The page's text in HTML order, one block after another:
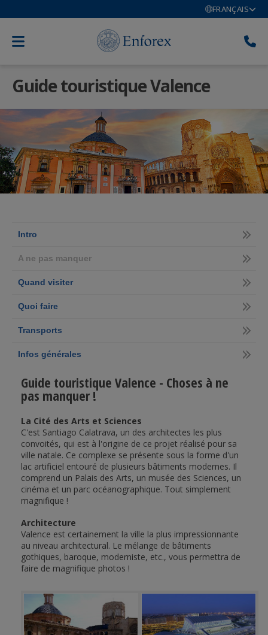
FRANÇAIS
Guide touristique Valence
Intro
A ne pas manquer
Quand visiter
Quoi faire
Transports
Infos générales
Guide touristique Valence - Choses à ne
pas manquer !
La Cité des Arts et Sciences
C'est Santiago Calatrava, un des architectes les plus
convoités, qui est à l'origine de ce projet réalisé pour sa
ville natale. Ce complexe se présente sous la forme d'un
lac artificiel entouré de plusieurs bâtiments modernes. Il
comprend un Palais des Arts, un musée des Sciences, un
cinéma et un parc océanographique. Tout simplement
magnifique !
Architecture
Valence est certainement la ville la plus impressionnante
au niveau architectural. Le mélange de bâtiments
gothiques, baroque, moderniste, etc., vous permettra de
faire de magnifique photos !